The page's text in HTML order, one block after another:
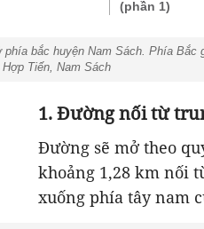
(phần 1)
phía bắc huyện Nam Sách. Phía
Tiến, Nam Sách
1. Đường nối từ
Đường sẽ mở theo
khoảng 1,28 km nối
xuống phía tây nam